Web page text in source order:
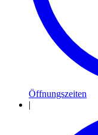
Öffnungszeiten
|